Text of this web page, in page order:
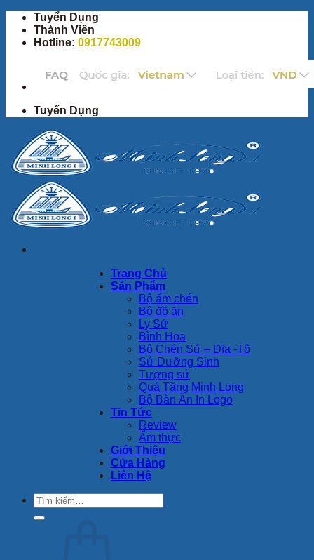
Chuyển
đến
Tuyển Dụng
Thành Viên
Hotline: 0917743009
Tuyển Dụng
Trang Chủ
Sản Phẩm
Bộ ấm chén
Bộ đồ ăn
Ly Sứ
Bình Hoa
Bộ Chén Sứ – Dĩa -Tô
Sứ Dưỡng Sinh
Tượng sứ
Quà Tặng Minh Long
Bộ Bàn Ăn In Logo
Tin Tức
Review
Ẩm thực
Giới Thiệu
Cửa Hàng
Liên Hệ
Tìm
kiếm: